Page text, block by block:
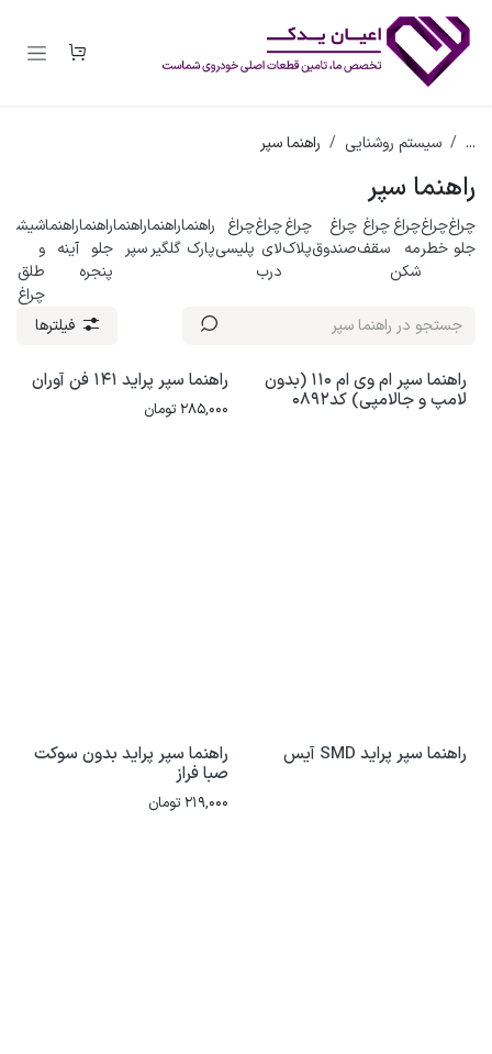
... سیستم روشنایی راهنما سپر
راهنما سپر
چراغ
جلو
چراغ
خطر
چراغ
مه
شکن
چراغ
سقف
چراغ
صندوق
چراغ
پلاک
چراغ
لای
درب
چراغ
پلیسی
راهنما
پارک
راهنما
گلگیر
راهنما
سپر
راهنما
جلو
پنجره
راهنما
آینه
شیشه
و
طلق
چراغ
فیلترها
راهنما سپر ام وی ام 110 (بدون
لامپ و جالامپی) کد0892
راهنما سپر پراید 141 فن آوران
285,000 تومان
راهنما سپر پراید SMD آیس راهنما سپر پراید بدون سوکت
صبا فراز
219,000 تومان